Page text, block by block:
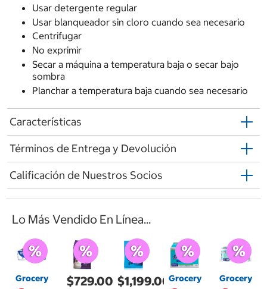
Usar detergente regular
Usar blanqueador sin cloro cuando sea necesario
Centrifugar
No exprimir
Secar a máquina a temperatura baja o secar bajo
sombra
Planchar a temperatura baja cuando sea necesario
Características
Términos de Entrega y Devolución
Calificación de Nuestros Socios
Lo Más Vendido En Línea...
Grocery $729.00 $1,199.00Grocery Grocery